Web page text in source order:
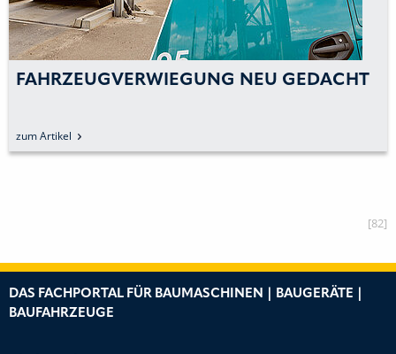
FAHRZEUGVERWIEGUNG NEU GEDACHT
zum Artikel
[82]
DAS FACHPORTAL FÜR BAUMASCHINEN | BAUGERÄTE |
BAUFAHRZEUGE